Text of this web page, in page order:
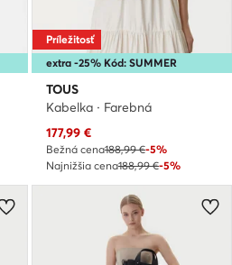
extra -25% Kód: SUMMER
Príležitosť
TOUS
Kabelka · Farebná
Aktuálna cena
177,99 €
Bežná cena188,99 €-5%
Najnižšia cena188,99 €-5%